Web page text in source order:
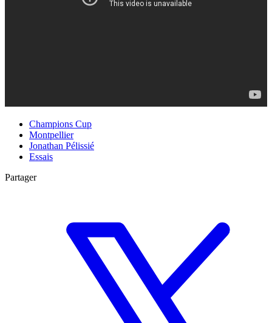
Champions Cup
Montpellier
Jonathan Pélissié
Essais
Partager